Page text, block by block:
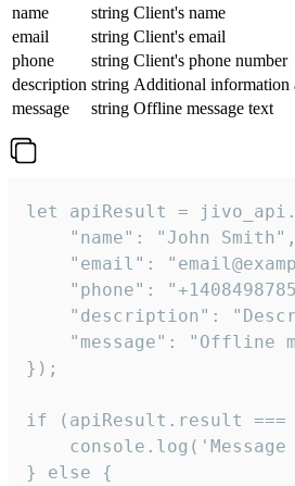
name
string Client's name
email
string Client's email
phone
string Client's phone number
description string Additional information
message
string Offline message text
let apiResult =
    "name": "John Smith",
"email":
"phone":
"description":
"message": "Offline
});
if (apiResult.result
} else {